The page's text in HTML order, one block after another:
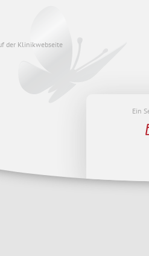
Ein
der Klinikwebseite